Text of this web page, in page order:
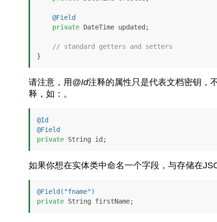
@Field
private DateTime updated;
// standard getters and setters
}
请注意，用 @Id注释的属性只是代表文档密钥，
释，如：。
@Id
@Field
private String id;
如果你想在实体类中命名一个字段，与存储在
@Field("fname")
private String firstName;